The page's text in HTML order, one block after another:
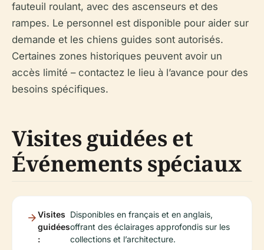
fauteuil roulant, avec des ascenseurs et des
rampes. Le personnel est disponible pour aider sur
demande et les chiens guides sont autorisés.
Certaines zones historiques peuvent avoir un
accès limité – contactez le lieu à l’avance pour des
besoins spécifiques.
Visites guidées et
Événements spéciaux
Visites
guidées
:
Disponibles en français et en anglais,
offrant des éclairages approfondis sur les
collections et l’architecture.